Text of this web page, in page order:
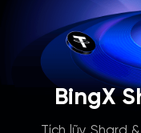
BingX